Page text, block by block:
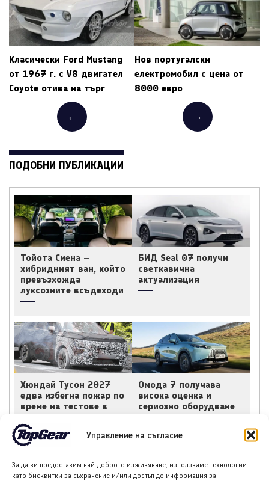
Управление на съгласие
За да ви предоставим най-доброто изживяване, използваме технологии
като бисквитки за съхранение и/или достъп до информация за
Класически Ford Mustang
от 1967 г. с V8 двигател
Coyote отива на търг
←
Нов португалски
електромобил с цена от
8000 евро
→
ПОДОБНИ ПУБЛИКАЦИИ
Тойота Сиена –
хибридният ван, който
превъзхожда
луксозните всъдеходи
БИД Seal 07 получи
светкавична
актуализация
Хюндай Тусон 2027
едва избегна пожар по
време на тестове в
Алпите
Омода 7 получава
висока оценка и
сериозно оборудване